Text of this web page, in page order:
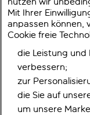
Mit Ihrer
anpassen können,
Cookie freie
die Leistung
verbessern;
zur
die Sie auf
um unsere